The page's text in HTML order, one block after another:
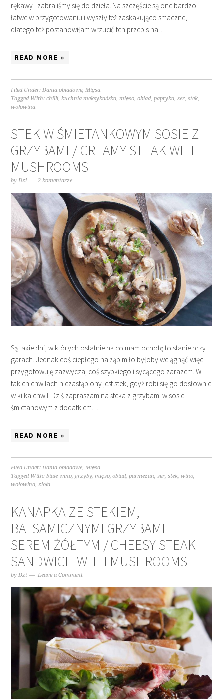
rękawy i zabraliśmy się do dzieła. Na szczęście są one bardzo
łatwe w przygotowaniu i wyszły też zaskakująco smaczne,
dlatego też postanowiłam wrzucić ten przepis na…
READ MORE »
Filed Under:Dania obiadowe,Mięsa
Tagged With:chilli,kuchnia meksykańska,mięso,obiad,papryka,ser,stek,
wołowina
STEK W ŚMIETANKOWYM SOSIE Z
GRZYBAMI / CREAMY STEAK WITH
MUSHROOMS
byDzi 2 komentarze
Są takie dni, w których ostatnie na co mam ochotę to stanie przy
garach. Jednak coś ciepłego na ząb miło byłoby wciągnąć więc
przygotowuję zazwyczaj coś szybkiego i sycącego zarazem. W
takich chwilach niezastąpiony jest stek, gdyż robi się go dosłownie
w kilka chwil. Dziś zapraszam na steka z grzybami w sosie
śmietanowym z dodatkiem…
READ MORE »
Filed Under:Dania obiadowe,Mięsa
Tagged With:białe wino, grzyby,mięso,obiad,parmezan,ser,stek,wino,
wołowina,zioła
KANAPKA ZE STEKIEM,
BALSAMICZNYMI GRZYBAMI I
SEREM ŻÓŁTYM / CHEESY STEAK
SANDWICH WITH MUSHROOMS
byDzi Leave a Comment